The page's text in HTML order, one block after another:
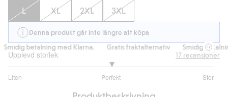
L XL 2XL 3XL
Denna produkt går inte längre att köpa
betalning med Klarna.
Gratis fraktalternativ Smidig
Upplevd storlek
Liten Perfekt Stor
utav
17 recensioner